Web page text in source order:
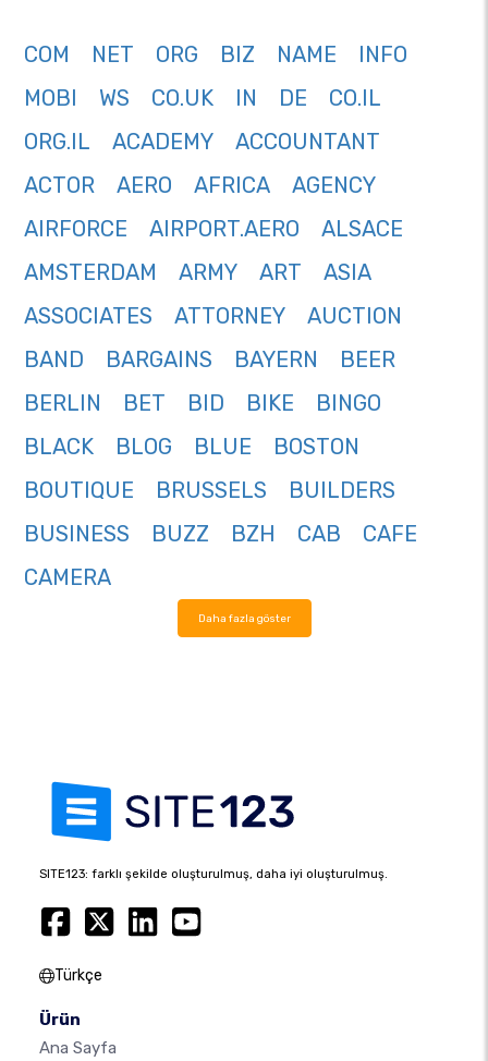
COM NET ORG BIZ NAME
INFO
MOBI
WS CO.UK IN DE
CO.IL
ORG.IL
ACADEMY
ACCOUNTANT
ACTOR
AERO AFRICA
AGENCY
AIRFORCE
AIRPORT.AERO
ALSACE
AMSTERDAM
ARMY ART
ASIA
ASSOCIATES
ATTORNEY
AUCTION
BAND
BARGAINS BAYERN
BEER
BERLIN
BET BID BIKE
BINGO
BLACK
BLOG BLUE
BOSTON
BOUTIQUE
BRUSSELS
BUILDERS
BUSINESS
BUZZ BZH CAB
CAFE
CAMERA
Daha fazla göster
SITE123: farklı şekilde oluşturulmuş, daha iyi oluşturulmuş.
Türkçe
Ürün
Ana Sayfa